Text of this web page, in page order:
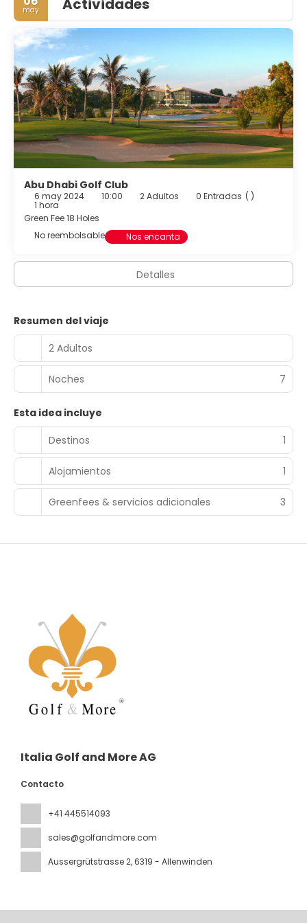
may Actividades
Abu Dhabi Golf Club
6 may 2024 10:00 2 Adultos 0 Entradas ( )
1 hora
Green Fee 18 Holes
No reembolsable
Nos encanta
Detalles
Resumen del viaje
2 Adultos
Noches 7
Esta idea incluye
Destinos
1
Alojamientos 1
Greenfees & servicios adicionales 3
Italia Golf and More AG
Contacto
+41 445514093
sales@golfandmore.com
Aussergrütstrasse 2, 6319 - Allenwinden